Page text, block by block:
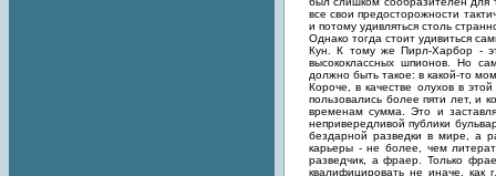
все свои предосторожности
и потому удивляться столь
Однако тогда стоит удивиться
Кун. К тому же Пирл-Харбор -
высококлассных шпионов. Но
должно быть такое: в какой-то
Короче, в качестве олухов в
пользовались более пяти лет, и
временам сумма. Это и
непривередливой публики
бездарной разведки в мире, а
карьеры - не более, чем
разведчик, а фраер. Только
квалифицировать не иначе, как